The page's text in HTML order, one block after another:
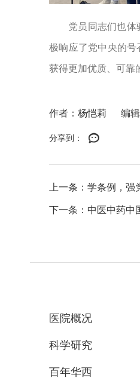
党员同志们也体
极响应了党中央的
获得更加优质、可靠
作者：杨恺莉 编
分享到：
上一条：学条例，
下一条：中医中药中
医院概况
科学研究
百年华西